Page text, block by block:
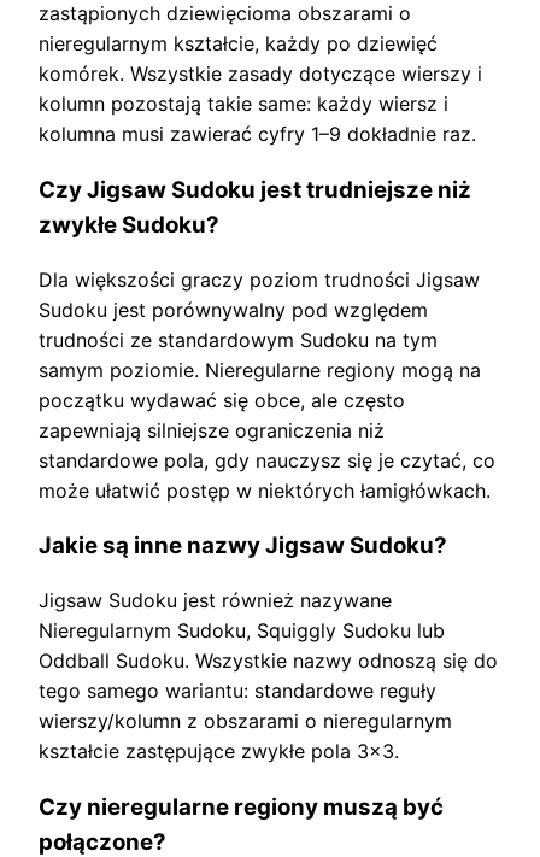
zastąpionych dziewięcioma obszarami o
nieregularnym kształcie, każdy po dziewięć
komórek. Wszystkie zasady dotyczące wierszy i
kolumn pozostają takie same: każdy wiersz i
kolumna musi zawierać cyfry 1–9 dokładnie raz.
Czy Jigsaw Sudoku jest trudniejsze niż
zwykłe Sudoku?
Dla większości graczy poziom trudności Jigsaw
Sudoku jest porównywalny pod względem
trudności ze standardowym Sudoku na tym
samym poziomie. Nieregularne regiony mogą na
początku wydawać się obce, ale często
zapewniają silniejsze ograniczenia niż
standardowe pola, gdy nauczysz się je czytać, co
może ułatwić postęp w niektórych łamigłówkach.
Jakie są inne nazwy Jigsaw Sudoku?
Jigsaw Sudoku jest również nazywane
Nieregularnym Sudoku, Squiggly Sudoku lub
Oddball Sudoku. Wszystkie nazwy odnoszą się do
tego samego wariantu: standardowe reguły
wierszy/kolumn z obszarami o nieregularnym
kształcie zastępujące zwykłe pola 3×3.
Czy nieregularne regiony muszą być
połączone?